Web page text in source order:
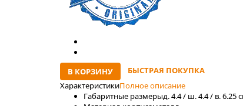
В КОРЗИНУ
БЫСТРАЯ ПОКУПКА
ХарактеристикиПолное описание
Габаритные размерыд. 4.4 / ш. 4.4 / в. 6.25